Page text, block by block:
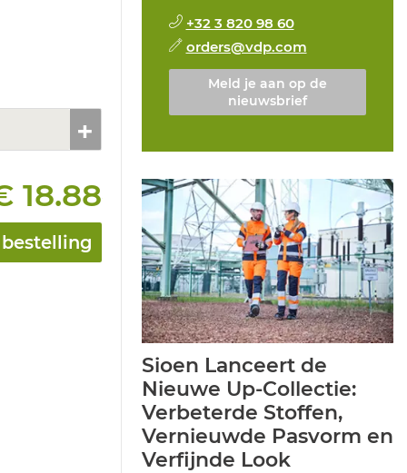
18.88
+32 3 820 98 60
orders@vdp.com
Meld je aan op de
nieuwsbrief
Sioen Lanceert de
Nieuwe Up-Collectie:
Verbeterde Stoffen,
Vernieuwde Pasvorm en
Verfijnde Look